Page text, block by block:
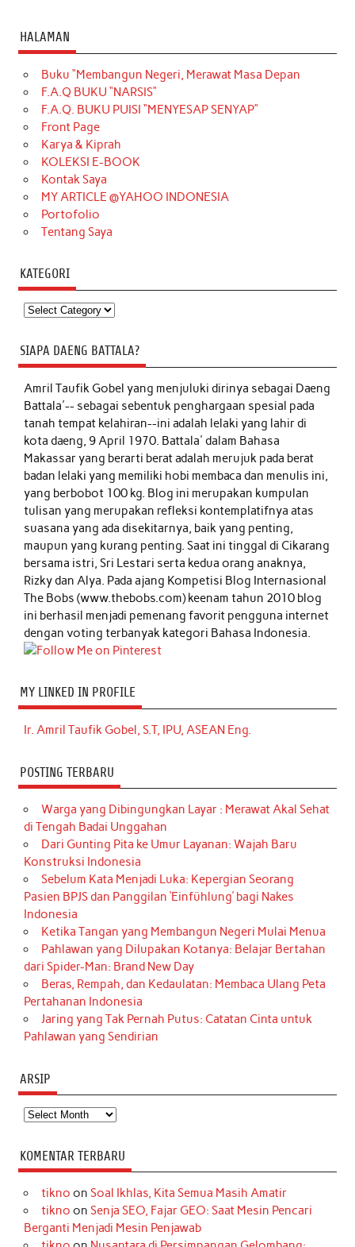
HALAMAN
Buku “Membangun Negeri, Merawat Masa Depan
F.A.Q BUKU “NARSIS”
F.A.Q. BUKU PUISI “MENYESAP SENYAP”
Front Page
Karya & Kiprah
KOLEKSI E-BOOK
Kontak Saya
MY ARTICLE @YAHOO INDONESIA
Portofolio
Tentang Saya
KATEGORI
Kategori
SIAPA DAENG BATTALA?
Amril Taufik Gobelyang menjuluki dirinya sebagai Daeng
Battala'-- sebagai sebentuk penghargaan spesial pada
tanah tempat kelahiran--ini adalah lelaki yang lahir di
kota daeng, 9 April 1970. Battala' dalam Bahasa
Makassar yang berarti berat adalah merujuk pada berat
badan lelaki yang memiliki hobi membaca dan menulis ini,
yang berbobot 100 kg. Blog ini merupakan kumpulan
tulisan yang merupakan refleksi kontemplatifnya atas
suasana yang ada disekitarnya, baik yang penting,
maupun yang kurang penting. Saat ini tinggal di Cikarang
bersama istri, Sri Lestari serta kedua orang anaknya,
Rizky dan Alya. Pada ajang Kompetisi Blog Internasional
The Bobs (www.thebobs.com) keenam tahun 2010 blog
ini berhasil menjadi pemenang favorit pengguna internet
dengan voting terbanyak kategori Bahasa Indonesia.
MY LINKED IN PROFILE
Ir. Amril Taufik Gobel, S.T, IPU, ASEAN Eng.
POSTING TERBARU
Warga yang Dibingungkan Layar : Merawat Akal Sehat
di Tengah Badai Unggahan
Dari Gunting Pita ke Umur Layanan: Wajah Baru
Konstruksi Indonesia
Sebelum Kata Menjadi Luka: Kepergian Seorang
Pasien BPJS dan Panggilan ‘Einfühlung’ bagi Nakes
Indonesia
Ketika Tangan yang Membangun Negeri Mulai Menua
Pahlawan yang Dilupakan Kotanya: Belajar Bertahan
dari Spider-Man: Brand New Day
Beras, Rempah, dan Kedaulatan: Membaca Ulang Peta
Pertahanan Indonesia
Jaring yang Tak Pernah Putus: Catatan Cinta untuk
Pahlawan yang Sendirian
ARSIP
Arsip
KOMENTAR TERBARU
tikno on Soal Ikhlas, Kita Semua Masih Amatir
tikno on Senja SEO, Fajar GEO: Saat Mesin Pencari
Berganti Menjadi Mesin Penjawab